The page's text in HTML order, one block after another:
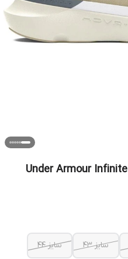
کتونی آندرامور سایز ۴۰ تا ۴۵ Under Armour Infinite
سایز ۴۳ سایز ۴۴